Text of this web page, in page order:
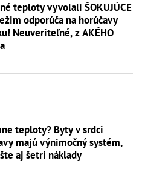
teploty vyvolali ŠOKUJÚCE
odporúča na horúčavy
Neuveriteľné, z AKÉHO
teploty? Byty v srdci
majú výnimočný systém,
aj šetrí náklady